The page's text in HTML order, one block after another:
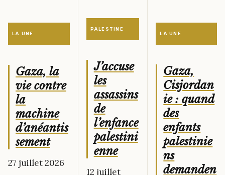
LA UNE
Gaza, la
vie contre
la
machine
d’anéantis
sement
27 juillet 2026
PALESTINE
J’accuse
les
assassins
de
l’enfance
palestini
enne
12 juillet
LA UNE
Gaza,
Cisjordan
ie : quand
des
enfants
palestinie
ns
demanden